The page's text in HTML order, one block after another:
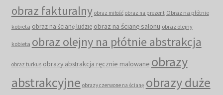
obraz fakturalny obraz miłość obraz na prezent Obraz na płótnie
kobieta obraz na ścianę ludzie obraz na ścianę salonu obraz olejny
kobieta obraz olejny na płótnie abstrakcja
obraz turkus obrazy abstrakcja ręcznie malowane obrazy
abstrakcyjne obrazy czerwone na ścianę obrazy duże